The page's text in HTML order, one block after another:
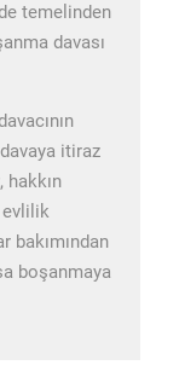
temelinden
davası
davaya itiraz
hakkın
evlilik
bakımından
boşanmaya